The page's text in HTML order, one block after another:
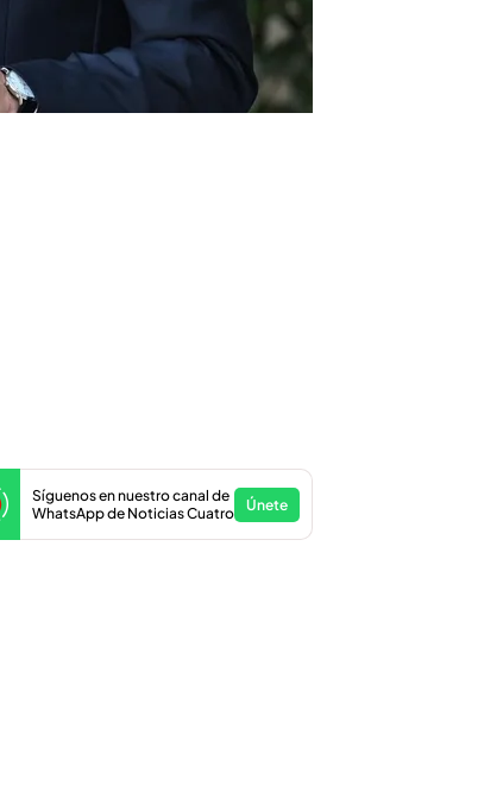
Síguenos en nuestro canal de
WhatsApp de Noticias Cuatro
Únete